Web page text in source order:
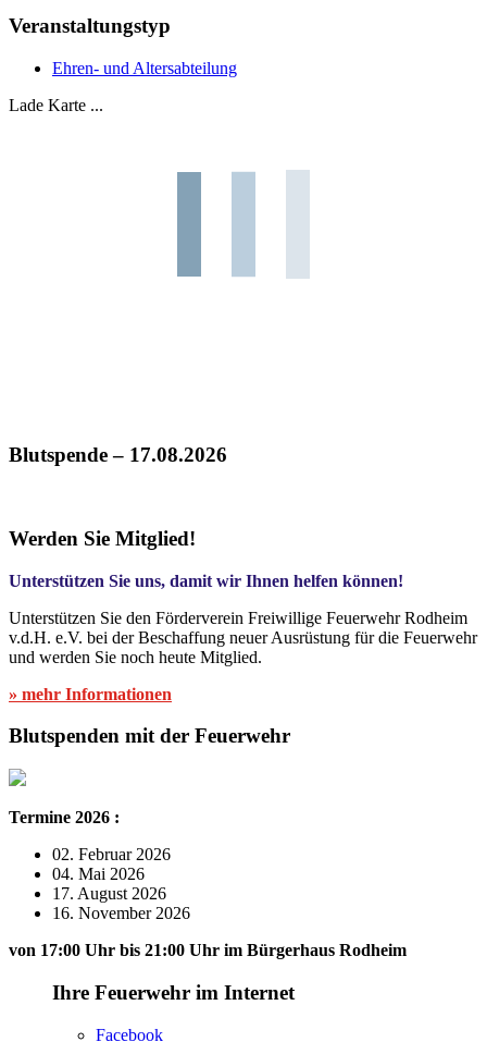
Veranstaltungstyp
Ehren- und Altersabteilung
Lade Karte ...
Blutspende – 17.08.2026
Werden Sie Mitglied!
Unterstützen Sie uns, damit wir Ihnen helfen können!
Unterstützen Sie den Förderverein Freiwillige Feuerwehr Rodheim
v.d.H. e.V. bei der Beschaffung neuer Ausrüstung für die Feuerwehr
und werden Sie noch heute Mitglied.
» mehr Informationen
Blutspenden mit der Feuerwehr
Termine 2026 :
02. Februar 2026
04. Mai 2026
17. August 2026
16. November 2026
von 17:00 Uhr bis 21:00 Uhr im Bürgerhaus Rodheim
Ihre Feuerwehr im Internet
Facebook